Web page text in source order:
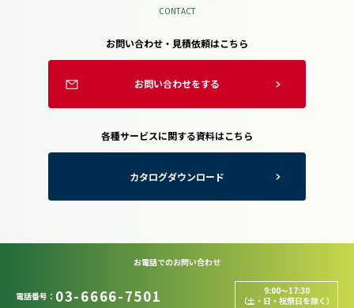
CONTACT
お問い合わせ・見積依頼はこちら
お問い合わせをする
各種サービスに関する資料はこちら
カタログダウンロード
お電話でのお問い合わせ
電話番号： 03-6666-7501
9:00～17:30
（土・日・祝祭日を除く）